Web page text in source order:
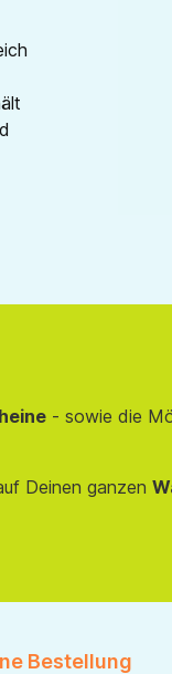
- sowie die
Deinen ganzen
Bestellung